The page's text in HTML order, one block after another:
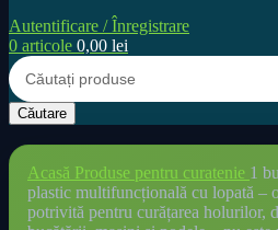
Autentificare / Înregistrare
0 articole 0,00 lei
Căutare
Acasă Produse pentru curatenie 1
plastic multifuncțională cu lopată –
potrivită pentru curățarea holurilor,